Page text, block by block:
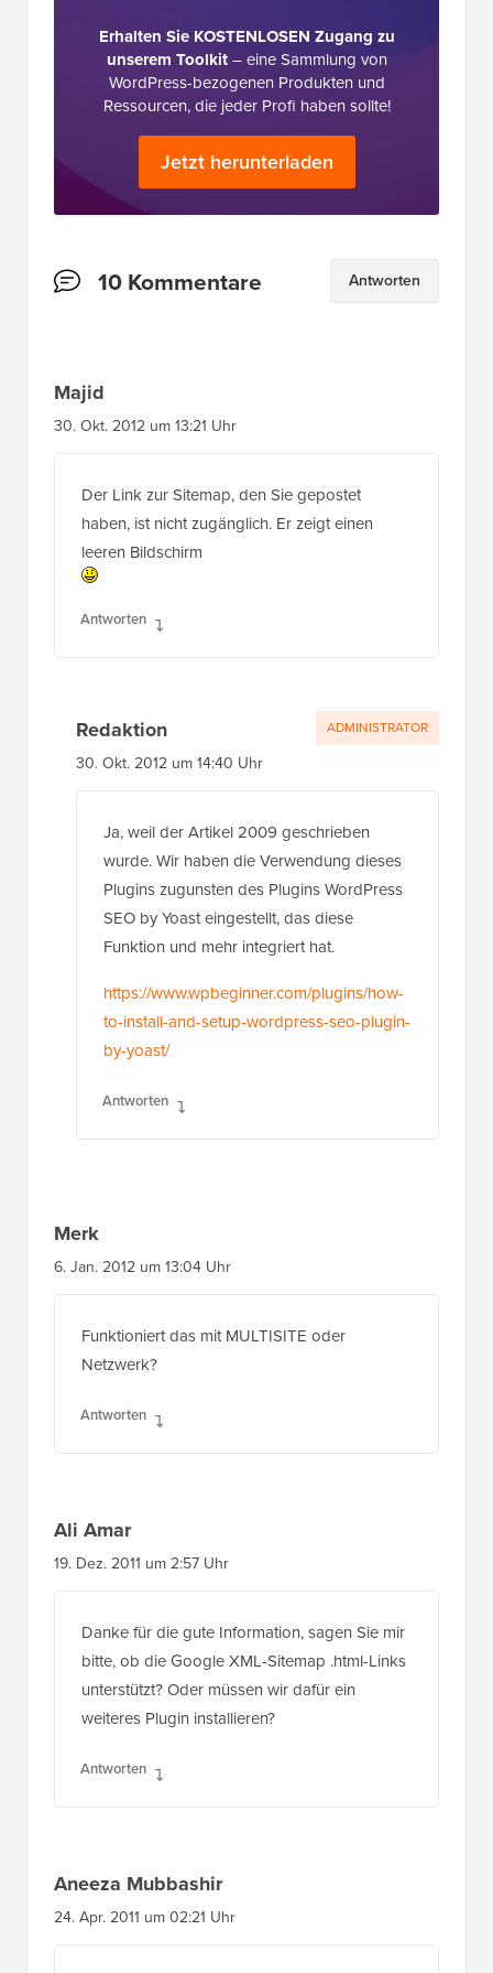
Erhalten Sie KOSTENLOSEN Zugang zu
unserem Toolkit– eine Sammlung von
WordPress-bezogenen Produkten und
Ressourcen, die jeder Profi haben sollte!
Jetzt herunterladen
Leserinteraktionen
10 Kommentare Antworten
Majid
30. Okt. 2012 um 13:21 Uhr
Der Link zur Sitemap, den Sie gepostet
haben, ist nicht zugänglich. Er zeigt einen
leeren Bildschirm
Antworten
Redaktion
30. Okt. 2012 um 14:40 Uhr
Ja, weil der Artikel 2009 geschrieben
wurde. Wir haben die Verwendung dieses
Plugins zugunsten des Plugins WordPress
SEO by Yoast eingestellt, das diese
Funktion und mehr integriert hat.
https://www.wpbeginner.com/plugins/how-
to-install-and-setup-wordpress-seo-plugin-
by-yoast/
Antworten
ADMINISTRATOR
Merk
6. Jan. 2012 um 13:04 Uhr
Funktioniert das mit MULTISITE oder
Netzwerk?
Antworten
Ali Amar
19. Dez. 2011 um 2:57 Uhr
Danke für die gute Information, sagen Sie mir
bitte, ob die Google XML-Sitemap .html-Links
unterstützt? Oder müssen wir dafür ein
weiteres Plugin installieren?
Antworten
Aneeza Mubbashir
24. Apr. 2011 um 02:21 Uhr